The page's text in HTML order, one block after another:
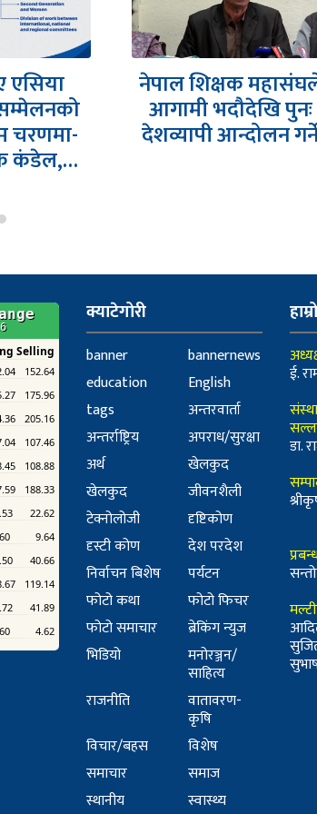
चरणमा-
कंडेल,…
नेपाल शिक्षक
आगामी भदौदेखि पुनः
देशव्यापी आन्दोलन
क्याटेगोरी
banner
bannernews
education
English
tags
अन्तरवार्ता
अन्तर्राष्ट्रिय
अपराध/सुरक्षा
अर्थ
खेलकुद
खेलकुद
जीवनशैली
टेक्नोलोजी
दृष्टिकोण
दृस्टी कोण
देश परदेश
निर्वाचन बिशेष
पर्यटन
फोटो कथा
फोटो फिचर
फोटो समाचार
ब्रेकिंग न्युज
भिडियो
मनोरञ्जन/
साहित्य
राजनीति
वातावरण-
कृषि
विचार/बहस
विशेष
समाचार
समाज
स्थानीय
स्वास्थ्य
ई.
डा.